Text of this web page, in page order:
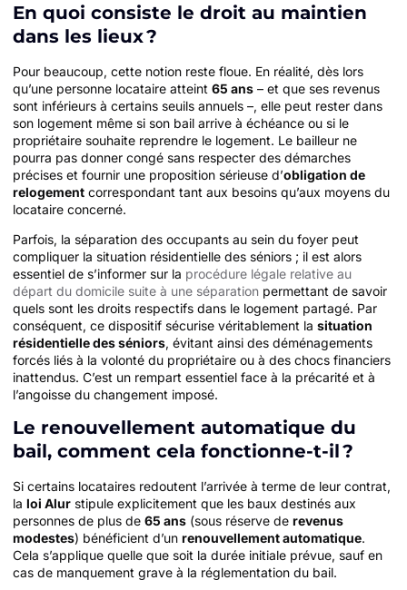
En quoi consiste le droit au maintien
dans les lieux ?
Pour beaucoup, cette notion reste floue. En réalité, dès lors
qu’une personne locataire atteint 65 ans – et que ses revenus
sont inférieurs à certains seuils annuels –, elle peut rester dans
son logement même si son bail arrive à échéance ou si le
propriétaire souhaite reprendre le logement. Le bailleur ne
pourra pas donner congé sans respecter des démarches
précises et fournir une proposition sérieuse d’obligation de
relogement correspondant tant aux besoins qu’aux moyens du
locataire concerné.
Parfois, la séparation des occupants au sein du foyer peut
compliquer la situation résidentielle des séniors ; il est alors
essentiel de s’informer sur la procédure légale relative au
départ du domicile suite à une séparation permettant de savoir
quels sont les droits respectifs dans le logement partagé. Par
conséquent, ce dispositif sécurise véritablement la situation
résidentielle des séniors, évitant ainsi des déménagements
forcés liés à la volonté du propriétaire ou à des chocs financiers
inattendus. C’est un rempart essentiel face à la précarité et à
l’angoisse du changement imposé.
Le renouvellement automatique du
bail, comment cela fonctionne-t-il ?
Si certains locataires redoutent l’arrivée à terme de leur contrat,
la loi Alur stipule explicitement que les baux destinés aux
personnes de plus de 65 ans (sous réserve de revenus
modestes) bénéficient d’un renouvellement automatique.
Cela s’applique quelle que soit la durée initiale prévue, sauf en
cas de manquement grave à la réglementation du bail.